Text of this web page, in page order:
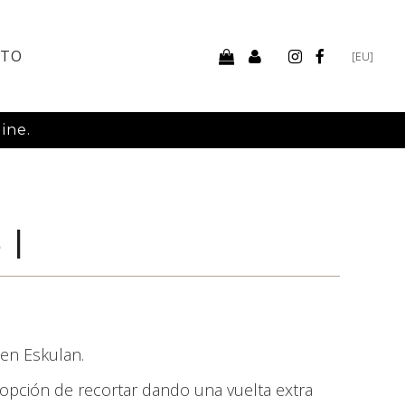
[EU]
Eskulan.
de recortar dando una vuelta extra